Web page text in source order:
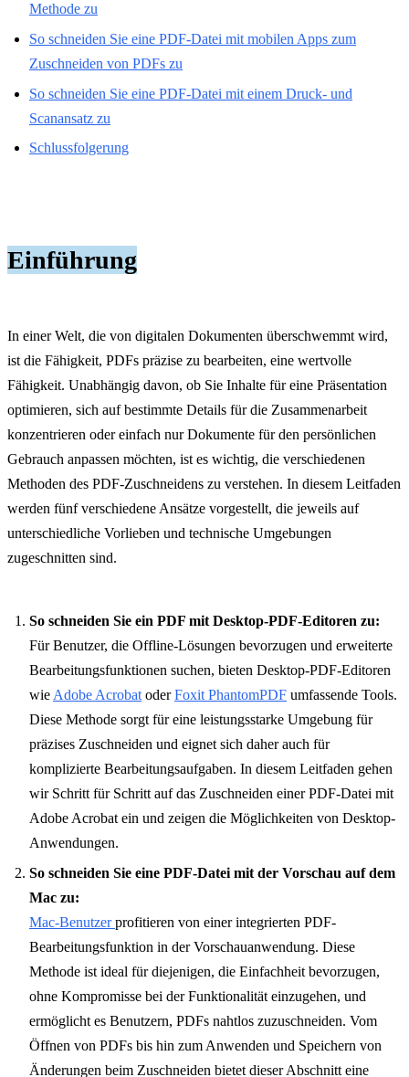
Methode zu
So schneiden Sie eine PDF-Datei mit mobilen Apps zum
Zuschneiden von PDFs zu
So schneiden Sie eine PDF-Datei mit einem Druck- und
Scanansatz zu
Schlussfolgerung
Einführung
In einer Welt, die von digitalen Dokumenten überschwemmt wird,
ist die Fähigkeit, PDFs präzise zu bearbeiten, eine wertvolle
Fähigkeit. Unabhängig davon, ob Sie Inhalte für eine Präsentation
optimieren, sich auf bestimmte Details für die Zusammenarbeit
konzentrieren oder einfach nur Dokumente für den persönlichen
Gebrauch anpassen möchten, ist es wichtig, die verschiedenen
Methoden des PDF-Zuschneidens zu verstehen. In diesem Leitfaden
werden fünf verschiedene Ansätze vorgestellt, die jeweils auf
unterschiedliche Vorlieben und technische Umgebungen
zugeschnitten sind.
So schneiden Sie ein PDF mit Desktop-PDF-Editoren zu:
Für Benutzer, die Offline-Lösungen bevorzugen und erweiterte
Bearbeitungsfunktionen suchen, bieten Desktop-PDF-Editoren
wie Adobe Acrobat oderFoxit PhantomPDF umfassende Tools.
Diese Methode sorgt für eine leistungsstarke Umgebung für
präzises Zuschneiden und eignet sich daher auch für
komplizierte Bearbeitungsaufgaben. In diesem Leitfaden gehen
wir Schritt für Schritt auf das Zuschneiden einer PDF-Datei mit
Adobe Acrobat ein und zeigen die Möglichkeiten von Desktop-
Anwendungen.
So schneiden Sie eine PDF-Datei mit der Vorschau auf dem
Mac zu:
Mac-Benutzer profitieren von einer integrierten PDF-
Bearbeitungsfunktion in der Vorschauanwendung. Diese
Methode ist ideal für diejenigen, die Einfachheit bevorzugen,
ohne Kompromisse bei der Funktionalität einzugehen, und
ermöglicht es Benutzern, PDFs nahtlos zuzuschneiden. Vom
Öffnen von PDFs bis hin zum Anwenden und Speichern von
Änderungen beim Zuschneiden bietet dieser Abschnitt eine